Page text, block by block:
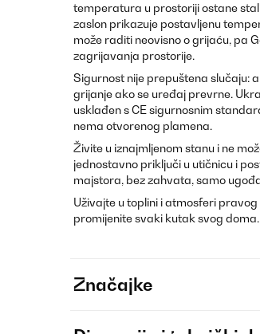
temperatura u prostoriji ostane
zaslon prikazuje postavljenu
može raditi neovisno o grijaću, pa
zagrijavanja prostorije.
Sigurnost nije prepuštena slučaju:
grijanje ako se uređaj prevrne.
usklađen s CE sigurnosnim
nema otvorenog plamena.
Živite u iznajmljenom stanu i ne
jednostavno priključi u utičnicu i
majstora, bez zahvata, samo
Uživajte u toplini i atmosferi
promijenite svaki kutak svog doma.
Značajke